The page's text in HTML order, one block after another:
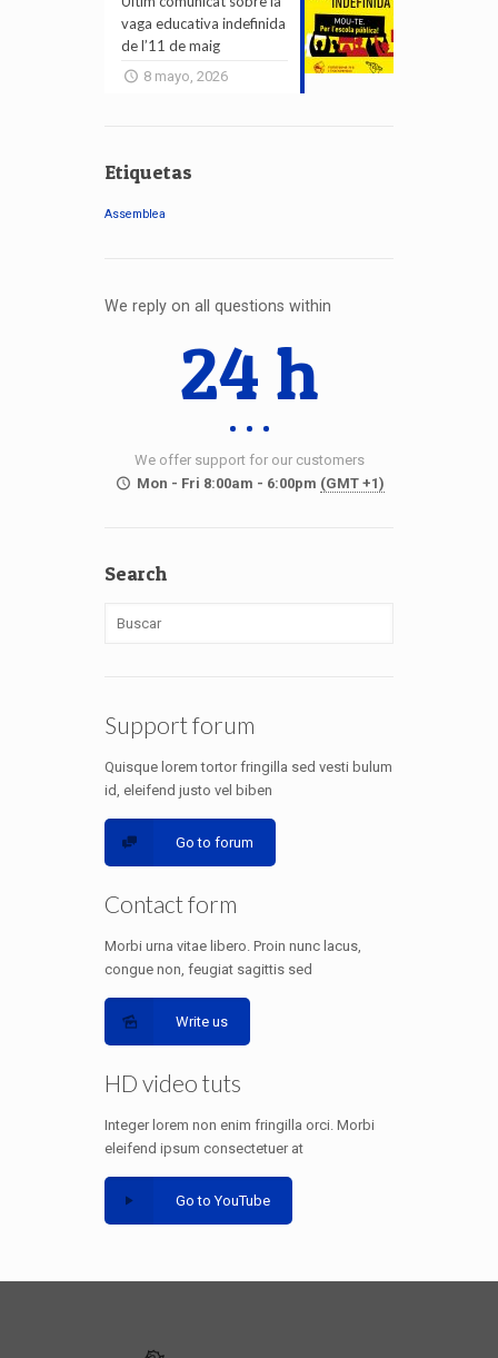
vaga educativa indefinida
de l’11 de maig
8 mayo, 2026
Etiquetas
Assemblea
We reply on all questions within
24 h
We offer support for our customers
Mon - Fri 8:00am - 6:00pm (GMT +1)
Search
Support forum
Quisque lorem tortor fringilla sed vesti bulum
id, eleifend justo vel biben
Go to forum
Contact form
Morbi urna vitae libero. Proin nunc lacus,
congue non, feugiat sagittis sed
Write us
HD video tuts
Integer lorem non enim fringilla orci. Morbi
eleifend ipsum consectetuer at
Go to YouTube